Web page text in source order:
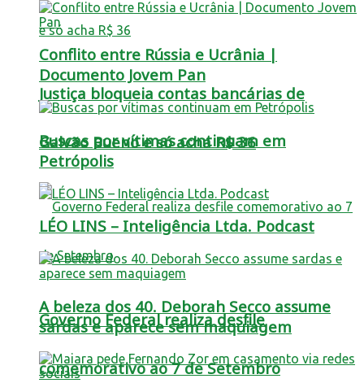
Justiça bloqueia contas bancárias de
Galvão Bueno e só acha R$ 36
Governo Federal realiza desfile
comemorativo ao 7 de Setembro
Conflito entre Rússia e Ucrânia |
Documento Jovem Pan
Buscas por vítimas continuam em
Petrópolis
LÉO LINS – Inteligência Ltda. Podcast
A beleza dos 40. Deborah Secco assume
sardas e aparece sem maquiagem